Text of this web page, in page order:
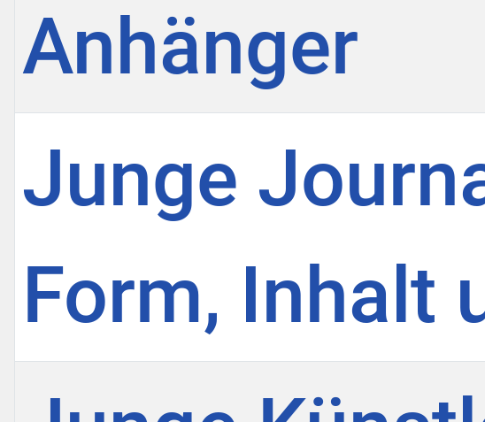
Anhänger
Junge
Form, Inhalt